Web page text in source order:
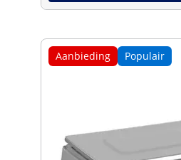
Aanbieding Populair